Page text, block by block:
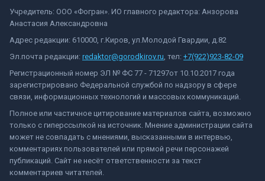
Учредитель: ООО «Фогран». ИО главного редактора: Анзорова
Анастасия Александровна
Адрес редакции: 610000, г.Киров, ул.Молодой Гвардии, д.82
Эл.почта редакции: redaktor@gorodkirov.ru, тел: +7(922)923-82-09
Регистрационный номер ЭЛ № ФС 77 - 71297от 10.10.2017 года
зарегистрировано Федеральной службой по надзору в сфере
связи, информационных технологий и массовых коммуникаций.
Полное или частичное цитирование материалов сайта, возможно
только с гиперссылкой на источник. Мнение администрации сайта
может не совпадать с мнениями, высказанными в интервью,
комментариях пользователей или прямой речи персонажей
публикаций. Сайт не несёт ответственности за текст
комментариев читателей.